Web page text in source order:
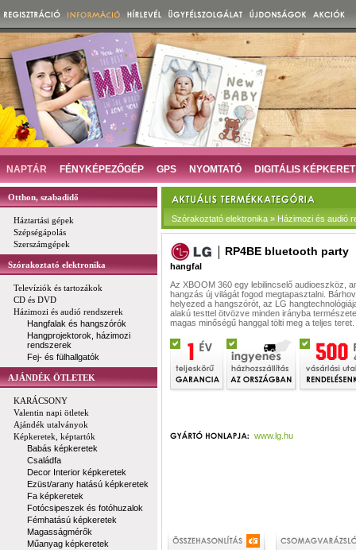
NAPTÁR FÉNYKÉPEZŐGÉP GPS NYOMTATÓ DIGITÁLIS KÉPKERET
Otthon, szabadidő
Háztartási gépek
Szépségápolás
Szerszámgépek
Szórakoztató elektronika
Televíziók és tartozákok
CD és DVD
Házimozi és audió rendszerek
Hangfalak és hangszórók
Hangprojektorok, házimozi
rendszerek
Fej- és fülhallgatók
AJÁNDÉK ÖTLETEK
KARÁCSONY
Valentin napi ötletek
Ajándék utalványok
Képkeretek, képtartók
Babás képkeretek
Családfa
Decor Interior képkeretek
Ezüst/arany hatású képkeretek
Fa képkeretek
Fotócsipeszek és fotóhuzalok
Fémhatású képkeretek
Magasságmérők
Műanyag képkeretek
Szórakoztató elektronika » Házimozi és audió
RP4BE bluetooth party
hangfal
Az XBOOM 360 egy lebilincselő audioeszköz,
hangzás új világát fogod megtapasztalni.
helyezed a hangszórót, az LG
alakú testtel ötvözve minden irányba
magas minőségű hanggal tölti meg a teljes teret.
www.lg.hu